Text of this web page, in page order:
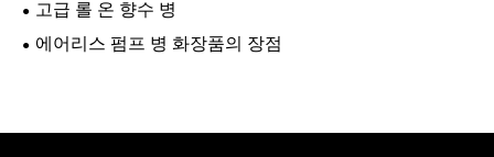
고급 롤 온 향수 병
에어리스 펌프 병 화장품의 장점